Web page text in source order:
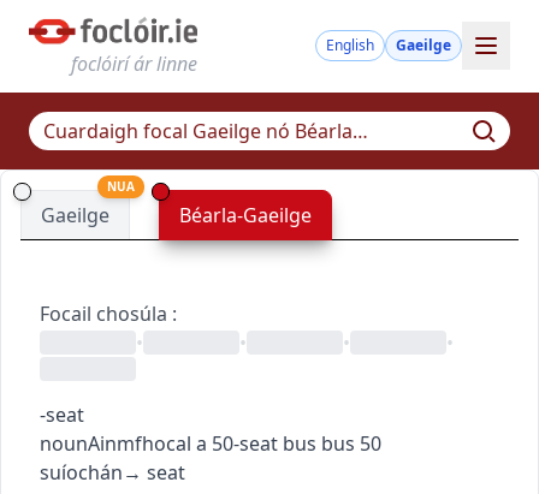
foclóirí ár linne
English Gaeilge
Gaeilge
NUA
Béarla-Gaeilge
Focail chosúla :
•
• • •
-seat
nounAinmfhocal a 50-seat bus bus 50
suíochán→ seat